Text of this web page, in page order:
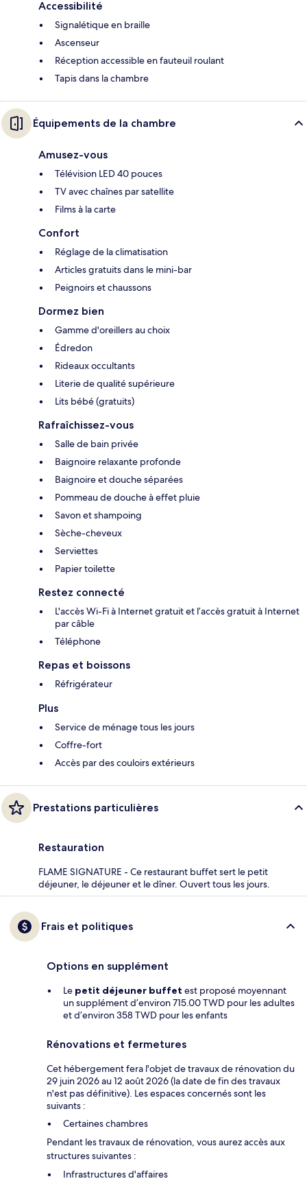
Accessibilité
Signalétique en braille
Ascenseur
Réception accessible en fauteuil roulant
Tapis dans la chambre
Équipements de la chambre
Amusez-vous
Télévision LED 40 pouces
TV avec chaînes par satellite
Films à la carte
Confort
Réglage de la climatisation
Articles gratuits dans le mini-bar
Peignoirs et chaussons
Dormez bien
Gamme d'oreillers au choix
Édredon
Rideaux occultants
Literie de qualité supérieure
Lits bébé (gratuits)
Rafraîchissez-vous
Salle de bain privée
Baignoire relaxante profonde
Baignoire et douche séparées
Pommeau de douche à effet pluie
Savon et shampoing
Sèche-cheveux
Serviettes
Papier toilette
Restez connecté
L'accès Wi-Fi à Internet gratuit et l’accès gratuit à Internet
par câble
Téléphone
Repas et boissons
Réfrigérateur
Plus
Service de ménage tous les jours
Coffre-fort
Accès par des couloirs extérieurs
Prestations particulières
Restauration
FLAME SIGNATURE - Ce restaurant buffet sert le petit
déjeuner, le déjeuner et le dîner. Ouvert tous les jours.
Frais et politiques
Options en supplément
Le petit déjeuner buffet est proposé moyennant
un supplément d’environ 715.00 TWD pour les adultes
et d’environ 358 TWD pour les enfants
Rénovations et fermetures
Cet hébergement fera l'objet de travaux de rénovation du
29 juin 2026 au 12 août 2026 (la date de fin des travaux
n'est pas définitive). Les espaces concernés sont les
suivants :
Certaines chambres
Pendant les travaux de rénovation, vous aurez accès aux
structures suivantes :
Infrastructures d'affaires